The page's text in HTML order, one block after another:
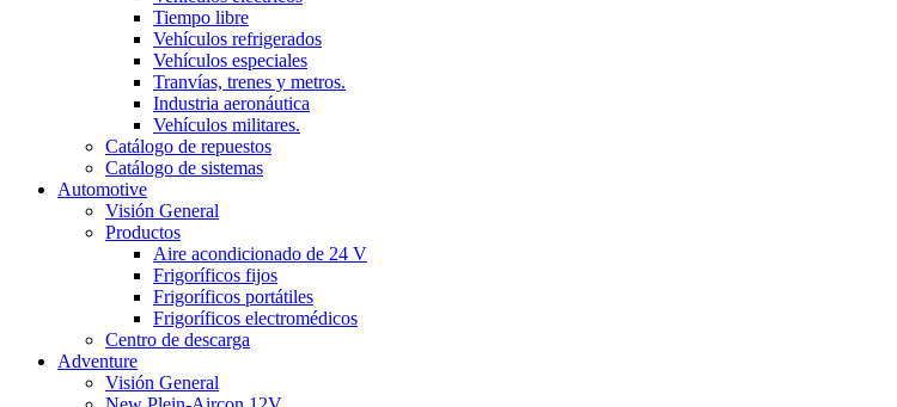
Tiempo libre
Vehículos refrigerados
Vehículos especiales
Tranvías, trenes y metros.
Industria aeronáutica
Vehículos militares.
Catálogo de repuestos
Catálogo de sistemas
Automotive
Visión General
Productos
Aire acondicionado de 24 V
Frigoríficos fijos
Frigoríficos portátiles
Frigoríficos electromédicos
Centro de descarga
Adventure
Visión General